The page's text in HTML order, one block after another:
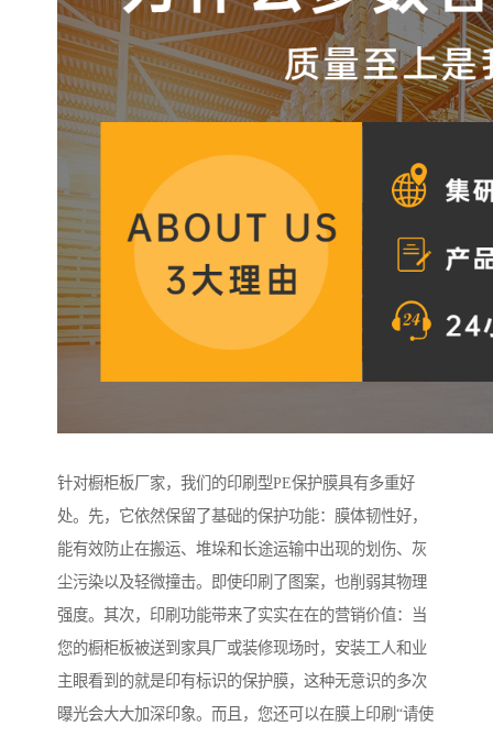
针对橱柜板厂家，我们的印刷型PE保护膜具有多重好
处。先，它依然保留了基础的保护功能：膜体韧性好，
能有效防止在搬运、堆垛和长途运输中出现的划伤、灰
尘污染以及轻微撞击。即使印刷了图案，也削弱其物理
强度。其次，印刷功能带来了实实在在的营销价值：当
您的橱柜板被送到家具厂或装修现场时，安装工人和业
主眼看到的就是印有标识的保护膜，这种无意识的多次
曝光会大大加深印象。而且，您还可以在膜上印刷“请使